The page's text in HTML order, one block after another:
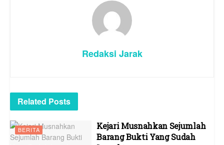
Redaksi Jarak
Related Posts
BERITA
Kejari Musnahkan Sejumlah
Barang Bukti Yang Sudah